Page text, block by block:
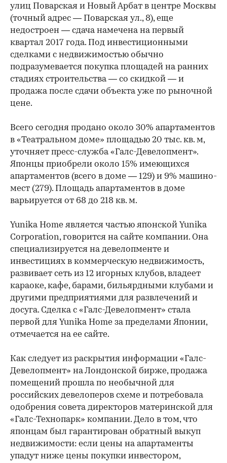
улиц Поварская и Новый Арбат в центре Москвы
(точный адрес — Поварская ул., 8), еще
недостроен — сдача намечена на первый
квартал 2017 года. Под инвестиционными
сделками с недвижимостью обычно
подразумевается покупка площадей на ранних
стадиях строительства — со скидкой — и
продажа после сдачи объекта уже по рыночной
цене.
Всего сегодня продано около 30% апартаментов
в «Театральном доме» площадью 20 тыс. кв. м,
уточняет пресс-служба «Галс-Девелопмент».
Японцы приобрели около 15% имеющихся
апартаментов (всего в доме — 129) и 9% машино-
мест (279). Площадь апартаментов в доме
варьируется от 68 до 218 кв. м.​
Yunika Home является частью японской Yunika
Corporation, говорится на сайте компании. Она
специализируется на девелопменте и
инвестициях в коммерческую недвижимость,
развивает сеть из 12 игорных клубов, владеет
караоке, кафе, барами, бильярдными клубами и
другими предприятиями для развлечений и
досуга. Сделка с «Галс-Девелопмент» стала
первой для Yunika Home за пределами Японии,
отмечается на ее сайте.
Как следует из раскрытия информации «Галс-
Девелопмент» на Лондонской бирже, продажа
помещений прошла по необычной для
российских девелоперов схеме и потребовала
одобрения совета директоров материнской для
«Галс-Технопарк» компании. Дело в том, что
японцам был гарантирован обратный выкуп
недвижимости: если цены на апартаменты
упадут ниже цены покупки инвестором,